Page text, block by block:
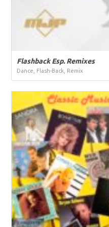
Flashback Esp. Remixes
Dance, Flash-Back, Remix